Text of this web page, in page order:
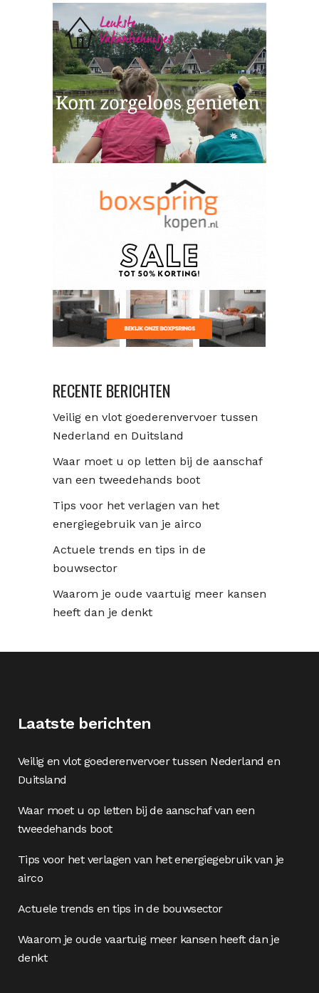
RECENTE BERICHTEN
Veilig en vlot goederenvervoer tussen
Nederland en Duitsland
Waar moet u op letten bij de aanschaf
van een tweedehands boot
Tips voor het verlagen van het
energiegebruik van je airco
Actuele trends en tips in de
bouwsector
Waarom je oude vaartuig meer kansen
heeft dan je denkt
Laatste berichten
Veilig en vlot goederenvervoer tussen Nederland en
Duitsland
Waar moet u op letten bij de aanschaf van een
tweedehands boot
Tips voor het verlagen van het energiegebruik van je
airco
Actuele trends en tips in de bouwsector
Waarom je oude vaartuig meer kansen heeft dan je
denkt